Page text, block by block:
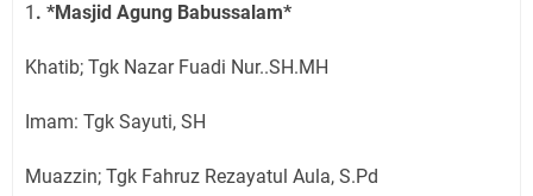
1 . *Masjid Agung Babussalam*
Khatib; Tgk Nazar Fuadi Nur..SH.MH
Imam: Tgk Sayuti, SH
Muazzin; Tgk Fahruz Rezayatul Aula, S.Pd